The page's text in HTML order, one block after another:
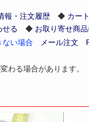
報・注文履歴◆ カー
せる ◆ お取り寄せ商
ない場合
メール注文
わる場合があります。